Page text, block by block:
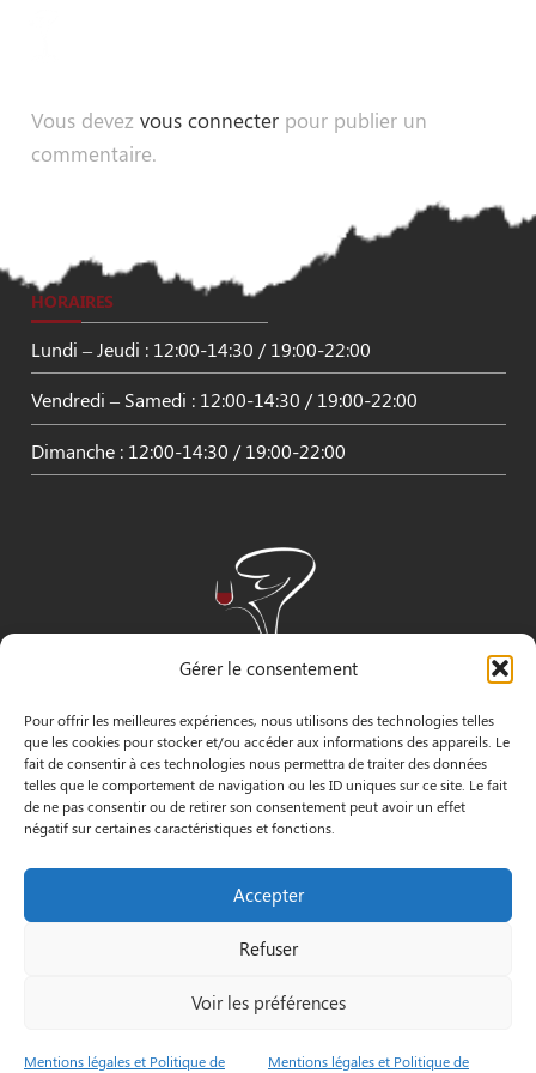
Gérer le consentement
Pour offrir les meilleures expériences, nous utilisons des technologies telles
que les cookies pour stocker et/ou accéder aux informations des appareils. Le
fait de consentir à ces technologies nous permettra de traiter des données
telles que le comportement de navigation ou les ID uniques sur ce site. Le fait
de ne pas consentir ou de retirer son consentement peut avoir un effet
négatif sur certaines caractéristiques et fonctions.
Accepter
Refuser
Voir les préférences
Mentions légales et Politique de Mentions légales et Politique de
Vous devez vous connecterpour publier un
commentaire.
HORAIRES
Lundi – Jeudi : 12:00-14:30 / 19:00-22:00
Vendredi – Samedi : 12:00-14:30 / 19:00-22:00
Dimanche : 12:00-14:30 / 19:00-22:00
INFORMATIONS
3 Pass. Henri Gautier, 44600 Saint-Nazaire